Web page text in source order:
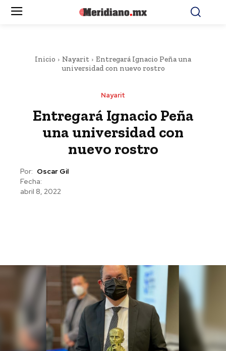
Inicio Nayarit
Entregará Ignacio Peña una
universidad con nuevo rostro
Nayarit
Entregará Ignacio Peña
una universidad con
nuevo rostro
Por: Oscar Gil
Fecha:
abril 8, 2022